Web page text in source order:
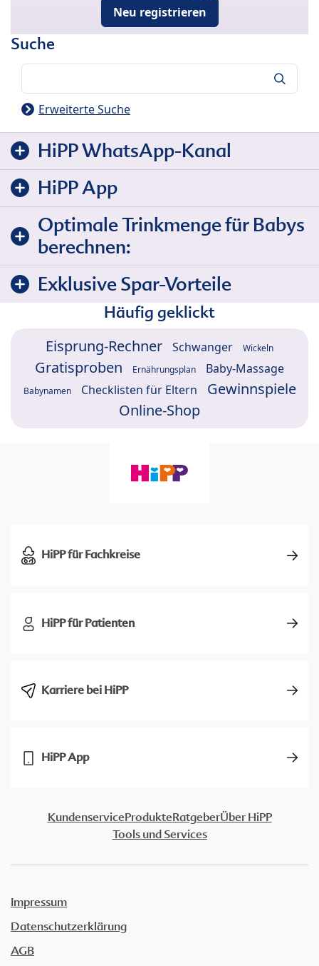
Neu registrieren
Suche
Erweiterte Suche
HiPP WhatsApp-Kanal
HiPP App
Optimale Trinkmenge für Babys
berechnen:
Exklusive Spar-Vorteile
Häufig geklickt
Eisprung-Rechner Schwanger Wickeln
Gratisproben Ernährungsplan Baby-Massage
Babynamen Checklisten für Eltern
Gewinnspiele
Online-Shop
HiPP für Fachkreise
HiPP für Patienten
Karriere bei HiPP
HiPP App
KundenserviceProdukteRatgeberÜber HiPP
Tools und Services
Impressum
Datenschutzerklärung
AGB